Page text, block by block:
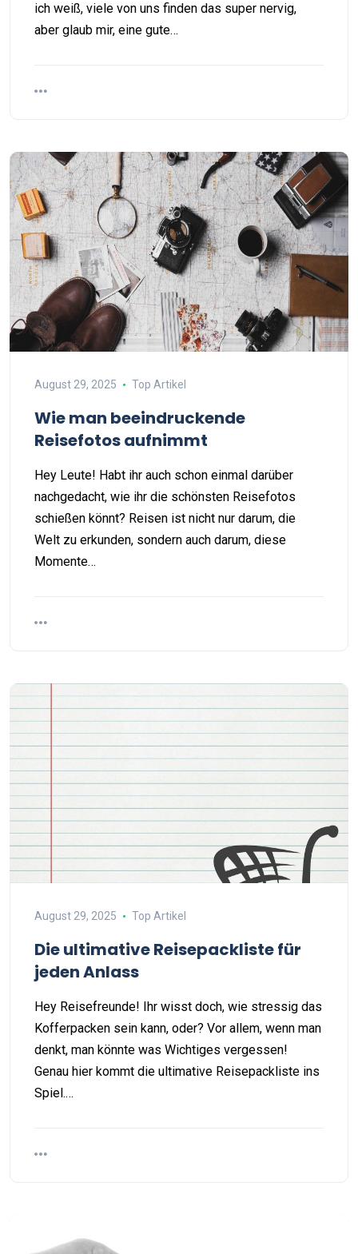
ich weiß, viele von uns finden das super nervig,
aber glaub mir, eine gute…
August 29, 2025 Top Artikel
Wie man beeindruckende
Reisefotos aufnimmt
Hey Leute! Habt ihr auch schon einmal darüber
nachgedacht, wie ihr die schönsten Reisefotos
schießen könnt? Reisen ist nicht nur darum, die
Welt zu erkunden, sondern auch darum, diese
Momente…
August 29, 2025 Top Artikel
Die ultimative Reisepackliste für
jeden Anlass
Hey Reisefreunde! Ihr wisst doch, wie stressig das
Kofferpacken sein kann, oder? Vor allem, wenn man
denkt, man könnte was Wichtiges vergessen!
Genau hier kommt die ultimative Reisepackliste ins
Spiel.…